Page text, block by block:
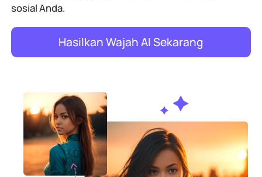
sosial Anda.
Hasilkan Wajah AI Sekarang